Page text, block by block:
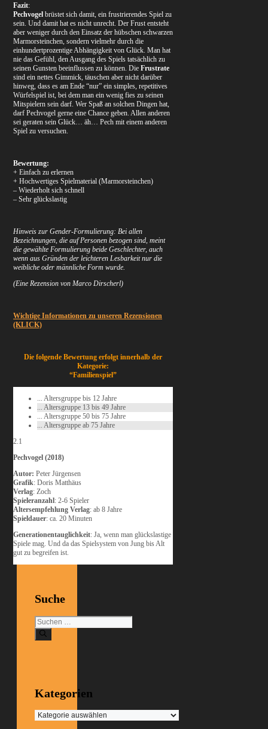
Fazit:
Pechvogelbrüstet sich damit, ein frustrierendes Spiel zu
sein. Und damit hat es nicht unrecht. Der Frust entsteht
aber weniger durch den Einsatz der hübschen schwarzen
Marmorsteinchen, sondern vielmehr durch die
einhundertprozentige Abhängigkeit von Glück. Man hat
nie das Gefühl, den Ausgang des Spiels tatsächlich zu
seinen Gunsten beeinflussen zu können. DieFrustrate
sind ein nettes Gimmick, täuschen aber nicht darüber
hinweg, dass es am Ende “nur” ein simples, repetitives
Würfelspiel ist, bei dem man ein wenig fies zu seinen
Mitspielern sein darf. Wer Spaß an solchen Dingen hat,
darf Pechvogel gerne eine Chance geben. Allen anderen
sei geraten sein Glück… äh… Pech mit einem anderen
Spiel zu versuchen.
Bewertung:
+ Einfach zu erlernen
+ Hochwertiges Spielmaterial (Marmorsteinchen)
– Wiederholt sich schnell
– Sehr glückslastig
Hinweis zur Gender-Formulierung: Bei allen
Bezeichnungen, die auf Personen bezogen sind, meint
die gewählte Formulierung beide Geschlechter, auch
wenn aus Gründen der leichteren Lesbarkeit nur die
weibliche oder männliche Form wurde.
(Eine Rezension von Marco Dirscherl)
Wichtige Informationen zu unseren Rezensionen
(KLICK)
Die folgende Bewertung erfolgt innerhalb der
Kategorie:
“Familienspiel”
... Altersgruppe bis 12 Jahre
... Altersgruppe 13 bis 49 Jahre
... Altersgruppe 50 bis 75 Jahre
... Altersgruppe ab 75 Jahre
2.1
Pechvogel (2018)
Autor: Peter Jürgensen
Grafik: Doris Matthäus
Verlag: Zoch
Spieleranzahl: 2-6 Spieler
Altersempfehlung Verlag: ab 8 Jahre
Spieldauer: ca. 20 Minuten
Generationentauglichkeit: Ja, wenn man glückslastige
Spiele mag. Und da das Spielsystem von Jung bis Alt
gut zu begreifen ist.
Suche
Suchen
nach:
Kategorien
Kategorien